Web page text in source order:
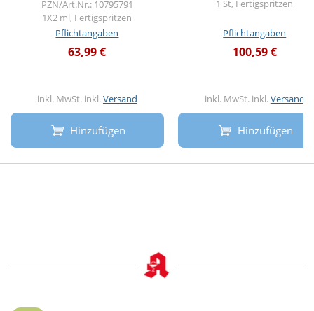
PZN/Art.Nr.: 10795791
1X2 ml, Fertigspritzen
Pflichtangaben
63,99 €
inkl. MwSt. inkl.Versand
Hinzufügen
1 St, Fertigspritzen
Pflichtangaben
100,59 €
inkl. MwSt. inkl.Versand
Hinzufügen